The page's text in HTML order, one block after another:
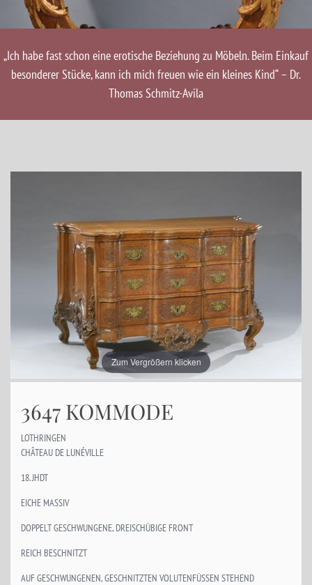
„Ich habe fast schon eine erotische Beziehung zu Möbeln. Beim Einkauf
besonderer Stücke, kann ich mich freuen wie ein kleines Kind“ – Dr.
Thomas Schmitz-Avila
Zum Vergrößern klicken
3647 KOMMODE
LOTHRINGEN
CHÂTEAU DE LUNÉVILLE
18. JHDT
EICHE MASSIV
DOPPELT GESCHWUNGENE, DREISCHÜBIGE FRONT
REICH BESCHNITZT
AUF GESCHWUNGENEN, GESCHNITZTEN VOLUTENFÜSSEN STEHEND